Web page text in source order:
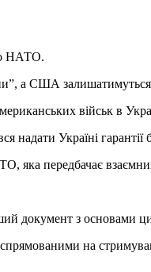
НАТО.
а США
військ в
Україні гарантії
передбачає
документ з основами
на